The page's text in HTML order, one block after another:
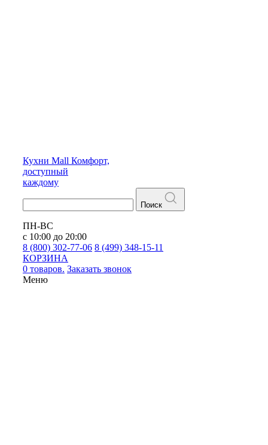
Кухни Mall Комфорт,
доступный
каждому
Поиск
ПН-ВС
с 10:00 до 20:00
8 (800) 302-77-06 8 (499) 348-15-11
КОРЗИНА
0 товаров. Заказать звонок
Меню